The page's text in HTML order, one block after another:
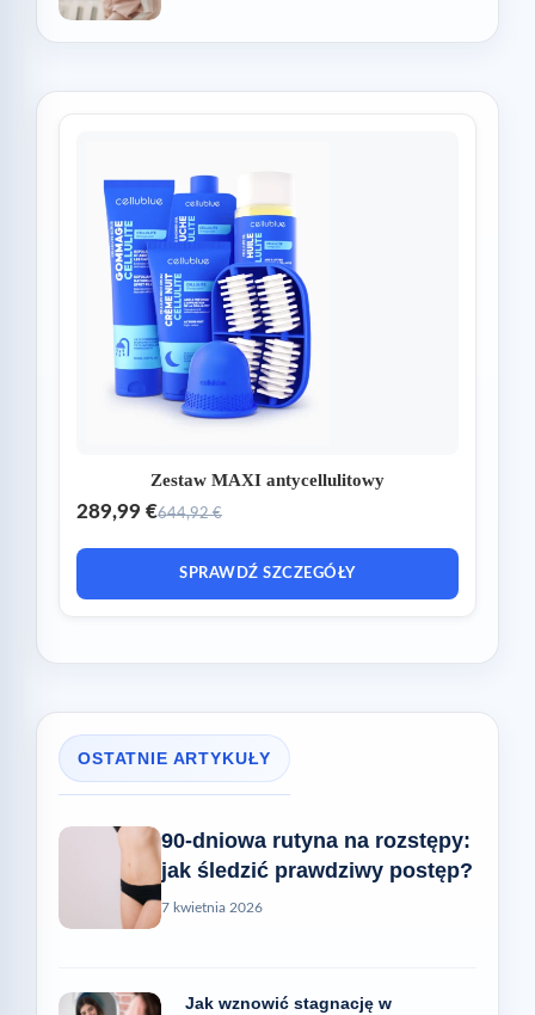
Zestaw MAXI antycellulitowy
289,99 €644,92 €
SPRAWDŹ SZCZEGÓŁY
OSTATNIE ARTYKUŁY
90-dniowa rutyna na rozstępy:
jak śledzić prawdziwy postęp?
7 kwietnia 2026
Jak wznowić stagnację w